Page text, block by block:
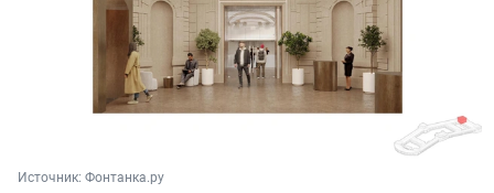
Источник: Фонтанка.ру